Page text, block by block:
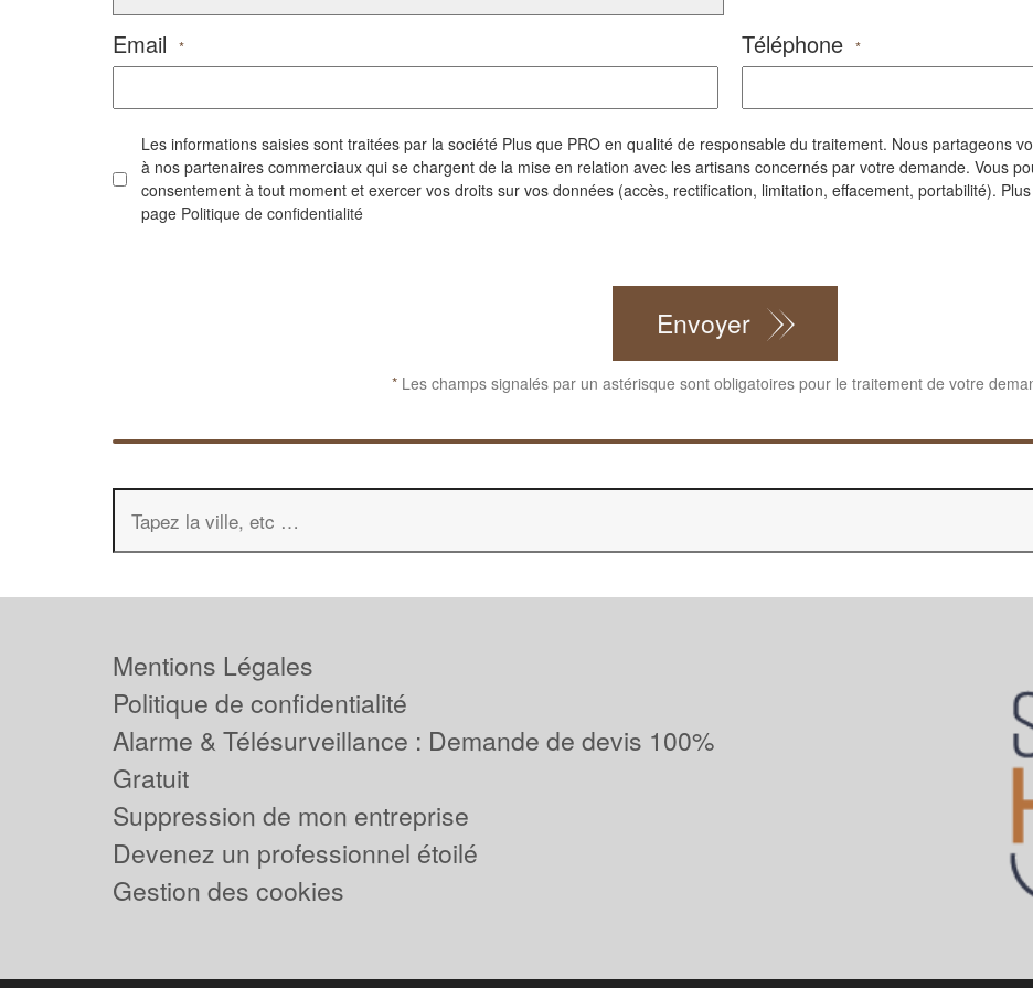
Email * Téléphone *
Les informations saisies sont traitées par la société Plus que PRO en qualité de responsable du traitement. Nous partageons
à nos partenaires commerciaux qui se chargent de la mise en relation avec les artisans concernés par votre demande. Vous
consentement à tout moment et exercer vos droits sur vos données (accès, rectification, limitation, effacement, portabilité).
page Politique de confidentialité
Envoyer
*Les champs signalés par un astérisque sont obligatoires pour le traitement de votre
Mentions Légales
Politique de confidentialité
Alarme & Télésurveillance : Demande de devis 100%
Gratuit
Suppression de mon entreprise
Devenez un professionnel étoilé
Gestion des cookies